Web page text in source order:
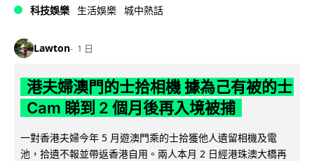
科技娛樂 生活娛樂 城中熱話
Lawton 1 日
港夫婦澳門的士拾相機 據為己有被的士
Cam 睇到 2 個月後再入境被捕
一對香港夫婦今年 5 月遊澳門乘的士拾獲他人遺留相機及電
池，拾遺不報並帶返香港自用。兩人本月 2 日經港珠澳大橋再